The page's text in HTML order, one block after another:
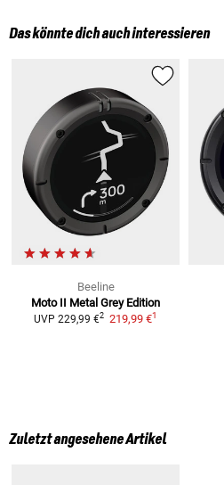
Das könnte dich auch interessieren
Beeline
Moto II Metal Grey Edition
UVP 229,99 €2 219,99 €1
Zuletzt angesehene Artikel